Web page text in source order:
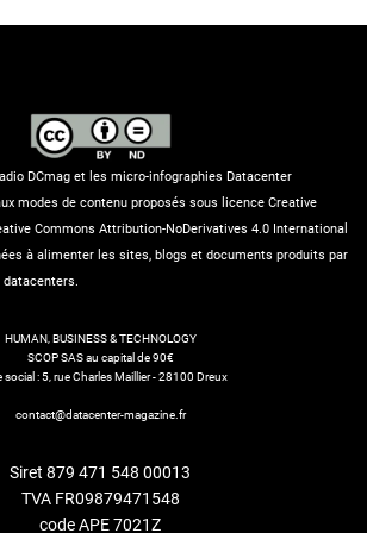
DCmag et les micro-infographies Datacenter
modes de contenu proposés sous licence Creative
Commons Attribution-NoDerivatives 4.0 International
à alimenter les sites, blogs et documents produits par
datacenters.
HUMAN, BUSINESS & TECHNOLOGY
SCOP SAS au capital de 90€
social : 5, rue Charles Maillier - 28100 Dreux
contact@datacenter-magazine.fr
Siret 879 471 548 00013
TVA FR09879471548
code APE 7021Z